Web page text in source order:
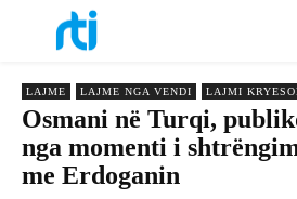
LAJME LAJME NGA VENDI LAJMI
Osmani në Turqi,
nga momenti i
me Erdoganin